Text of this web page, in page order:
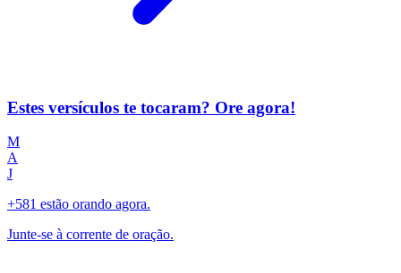
Estes versículos te tocaram? Ore agora!
M
A
J
+581 estão orando agora.
Junte-se à corrente de oração.